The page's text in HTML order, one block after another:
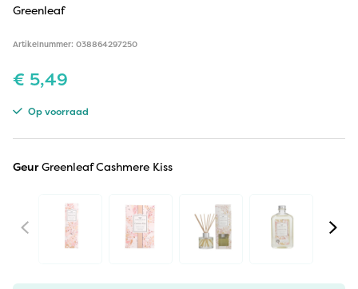
Greenleaf
Artikelnummer: 038864297250
€ 5,49
Op voorraad
GeurGreenleaf Cashmere Kiss